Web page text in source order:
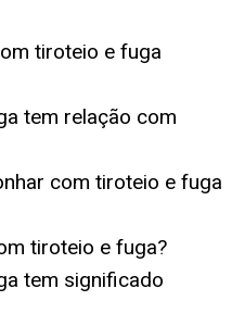
tiroteio e fuga
tem relação com
com tiroteio e fuga
tiroteio e fuga?
tem significado